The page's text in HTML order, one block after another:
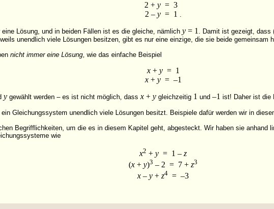
2 + y = 3
2 – y= 1 .
Lösung, und in beiden Fällen ist es die gleiche, nämlich y= 1 . Damit ist gezeigt, dass
unendlich viele Lösungen besitzen, gibt es nur eine einzige, die sie beide gemeinsam
nicht immer eine Lösung, wie das einfache Beispiel
x+ y= 1
x+ y= –1
ygewählt werden – es ist nicht möglich, dassx+ ygleichzeitig 1 und –1 ist! Daher ist die
Gleichungssystem unendlich viele Lösungen besitzt. Beispiele dafür werden wir in
Begrifflichkeiten, um die es in diesem Kapitel geht, abgesteckt. Wir haben sie anhand
wie
x2 + y = 1 – z
(x + y)3 – 2 = 7 + z3
x – y + z4 = –3